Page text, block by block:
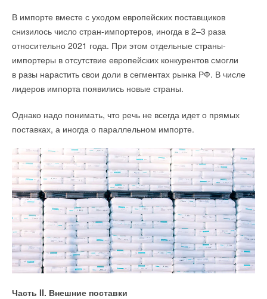
В импорте вместе с уходом европейских поставщиков
снизилось число стран-импортеров, иногда в 2–3 раза
относительно 2021 года. При этом отдельные страны-
импортеры в отсутствие европейских конкурентов смогли
в разы нарастить свои доли в сегментах рынка РФ. В числе
лидеров импорта появились новые страны.
Однако надо понимать, что речь не всегда идет о прямых
поставках, а иногда о параллельном импорте.
Часть II. Внешние поставки